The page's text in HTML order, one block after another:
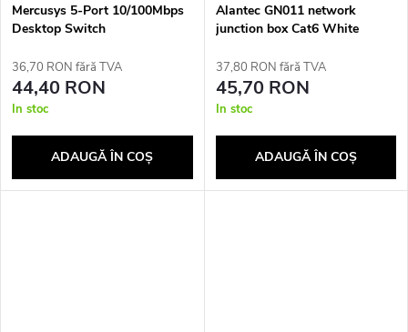
Mercusys 5-Port 10/100Mbps
Desktop Switch
36,70 RON fără TVA
44,40 RON
In stoc
ADAUGĂ ÎN COŞ
Alantec GN011 network
junction box Cat6 White
37,80 RON fără TVA
45,70 RON
In stoc
ADAUGĂ ÎN COŞ